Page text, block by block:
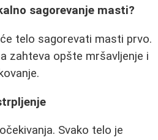
sagorevanje masti?
telo sagorevati masti prvo.
zahteva opšte mršavljenje i
Svako telo je